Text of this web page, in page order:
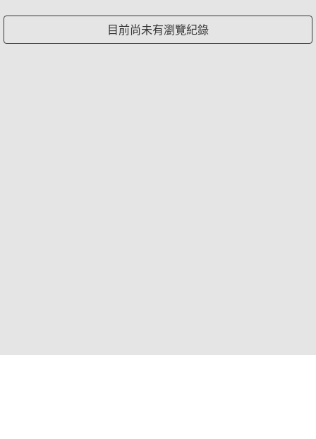
目前尚未有瀏覽紀錄